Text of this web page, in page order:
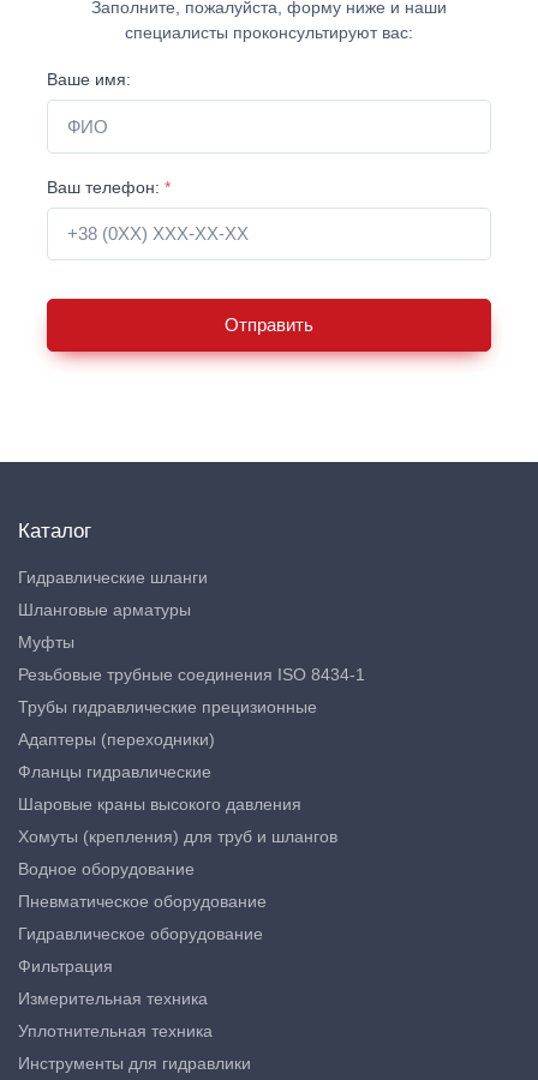
Заполните, пожалуйста, форму ниже и наши
специалисты проконсультируют вас:
Ваше имя:
Ваш телефон: *
Отправить
Каталог
Гидравлические шланги
Шланговые арматуры
Муфты
Резьбовые трубные соединения ISO 8434-1
Трубы гидравлические прецизионные
Адаптеры (переходники)
Фланцы гидравлические
Шаровые краны высокого давления
Хомуты (крепления) для труб и шлангов
Водное оборудование
Пневматическое оборудование
Гидравлическое оборудование
Фильтрация
Измерительная техника
Уплотнительная техника
Инструменты для гидравлики